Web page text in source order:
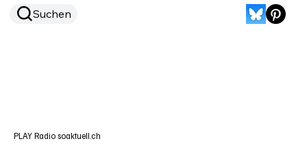
Suchen
PLAY Radio soaktuell.ch